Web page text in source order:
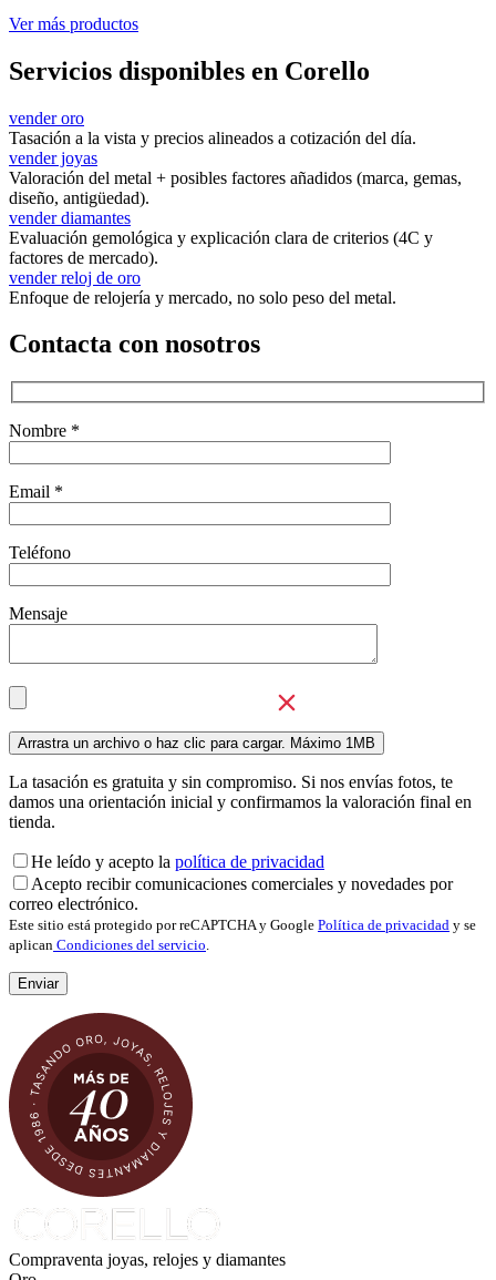
Ver más productos
Servicios disponibles en Corello
vender oro
Tasación a la vista y precios alineados a cotización del día.
vender joyas
Valoración del metal + posibles factores añadidos (marca, gemas,
diseño, antigüedad).
vender diamantes
Evaluación gemológica y explicación clara de criterios (4C y
factores de mercado).
vender reloj de oro
Enfoque de relojería y mercado, no solo peso del metal.
Contacta con nosotros
Nombre *
Email *
Teléfono
Mensaje
La tasación es gratuita y sin compromiso. Si nos envías fotos, te
damos una orientación inicial y confirmamos la valoración final en
tienda.
He leído y acepto la política de privacidad
Acepto recibir comunicaciones comerciales y novedades por
correo electrónico.
Este sitio está protegido por reCAPTCHA y Google Política de privacidad y se
aplican Condiciones del servicio
Compraventa joyas, relojes y diamantes